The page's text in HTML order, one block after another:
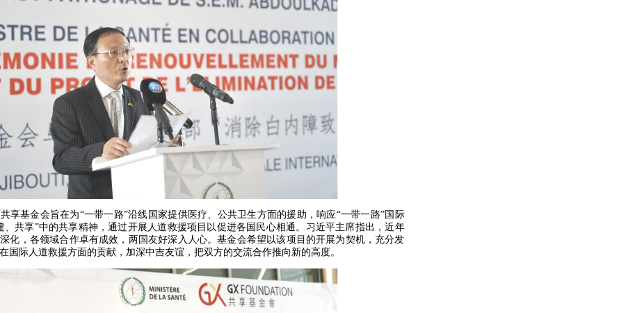
享基金会旨在为“一带一路”沿线国家提供医疗、公共卫生方面的援助，响应“一带一路”国际
、共享”中的共享精神，通过开展人道救援项目以促进各国民心相通。习近平主席指出，近年
化，各领域合作卓有成效，两国友好深入人心。基金会希望以该项目的开展为契机，充分发
国际人道救援方面的贡献，加深中吉友谊，把双方的交流合作推向新的高度。